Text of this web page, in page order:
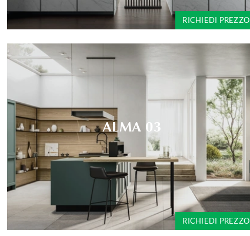
RICHIEDI PREZZO
ALMA 03
RICHIEDI PREZZO